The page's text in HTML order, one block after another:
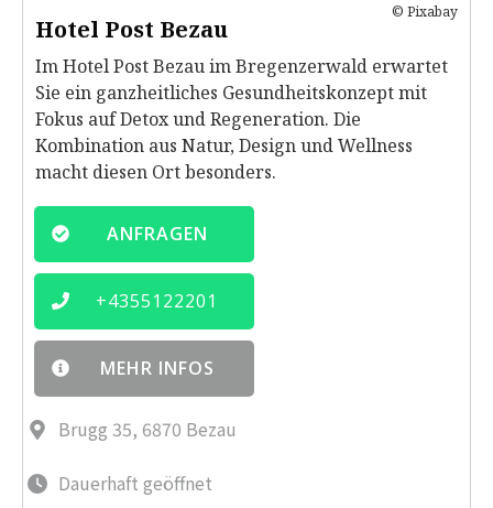
© Pixabay
Hotel Post Bezau
Im Hotel Post Bezau im Bregenzerwald erwartet
Sie ein ganzheitliches Gesundheitskonzept mit
Fokus auf Detox und Regeneration. Die
Kombination aus Natur, Design und Wellness
macht diesen Ort besonders.
ANFRAGEN
+4355122201
MEHR INFOS
Brugg 35, 6870 Bezau
Dauerhaft geöffnet